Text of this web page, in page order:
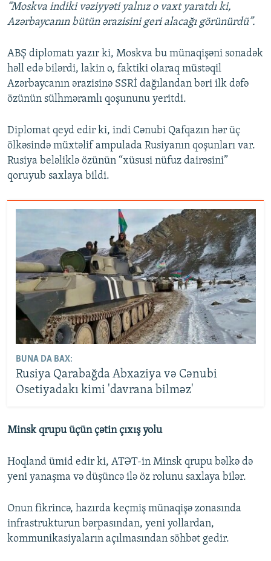
“Moskva indiki vəziyyəti yalnız o vaxt yaratdı ki,
Azərbaycanın bütün ərazisini geri alacağı görünürdü”.
ABŞ diplomatı yazır ki, Moskva bu münaqişəni sonadək
həll edə bilərdi, lakin o, faktiki olaraq müstəqil
Azərbaycanın ərazisinə SSRİ dağılandan bəri ilk dəfə
özünün sülhməramlı qoşununu yeritdi.
Diplomat qeyd edir ki, indi Cənubi Qafqazın hər üç
ölkəsində müxtəlif ampulada Rusiyanın qoşunları var.
Rusiya beləliklə özünün “xüsusi nüfuz dairəsini”
qoruyub saxlaya bildi.
BUNA DA BAX:
Rusiya Qarabağda Abxaziya və Cənubi
Osetiyadakı kimi 'davrana bilməz'
Minsk qrupu üçün çətin çıxış yolu
Hoqland ümid edir ki, ATƏT-in Minsk qrupu bəlkə də
yeni yanaşma və düşüncə ilə öz rolunu saxlaya bilər.
Onun fikrincə, hazırda keçmiş münaqişə zonasında
infrastrukturun bərpasından, yeni yollardan,
kommunikasiyaların açılmasından söhbət gedir.